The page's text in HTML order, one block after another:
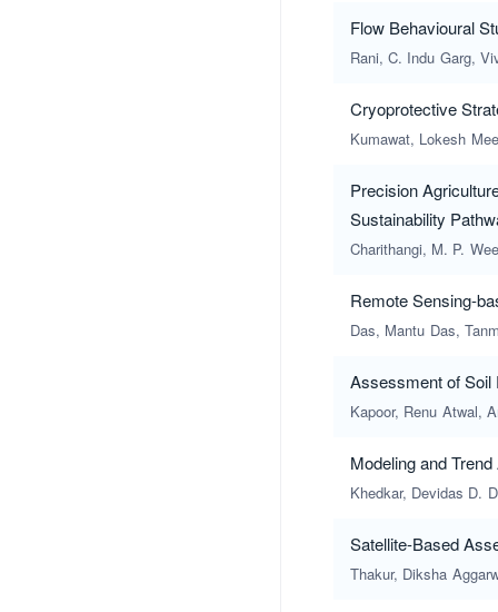
Flow Behavioural
Rani, C. Indu Garg,
Cryoprotective
Kumawat, Lokesh
Precision
Sustainability
Charithangi, M. P.
Remote Sensing-
Das, Mantu Das,
Assessment of Soil
Kapoor, Renu Atwal,
Modeling and
Khedkar, Devidas D.
Satellite-Based
Thakur, Diksha